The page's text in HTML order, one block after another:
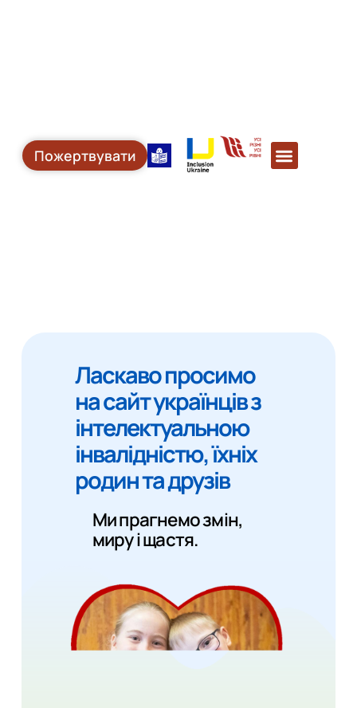
Пожертвувати
Ласкаво просимо
на сайт українців з
інтелектуальною
інвалідністю, їхніх
родин та друзів
Ми прагнемо змін,
миру і щастя.